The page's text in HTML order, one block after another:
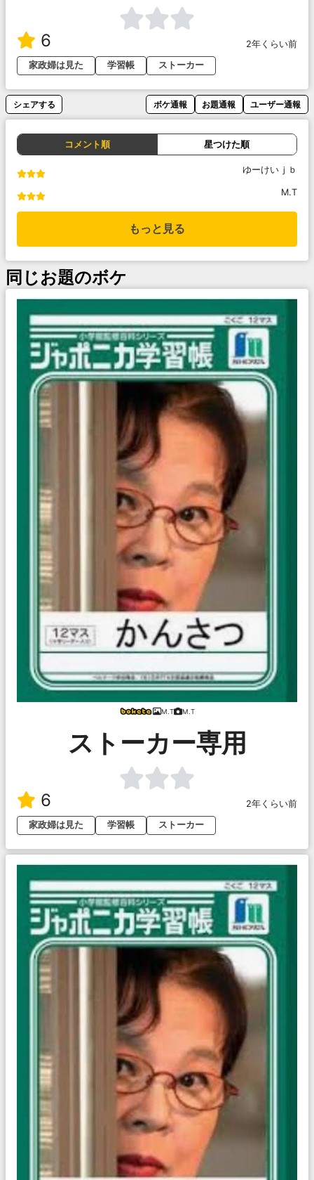
6
2年くらい前
家政婦は見た
学習帳 ストーカー
シェアする ボケ通報 お題通報 ユーザー通報
コメント順 星つけた順
ゆーけいｊｂ
M.T
もっと見る
同じお題のボケ
M.T M.T
ストーカー専用
6
2年くらい前
家政婦は見た
学習帳 ストーカー